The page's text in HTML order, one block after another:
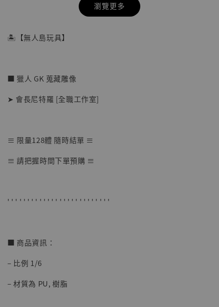
摩 [7STARS Studio]
瀏覽更多
🏝【無人島玩具】
■ 獵人 GK 蒐藏雕像
➤ 會長尼特羅 [全職工作室]
≡ 限量128體 隨時結單 ≡
≡ 請把握時間下單預購 ≡
' ' ' ' ' ' ' ' ' ' ' ' ' ' ' ' ' ' ' ' ' ' ' ' ' '
■ 商品資訊：
– 比例 1/6
– 材質為 PU, 樹脂